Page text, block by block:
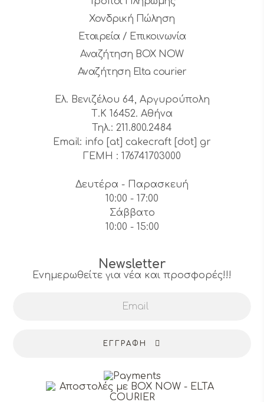
Χονδρική Πώληση
Εταιρεία / Επικοινωνία
Αναζήτηση BOX NOW
Αναζήτηση Elta courier
Ελ. Βενιζέλου 64, Αργυρούπολη
Τ.Κ 16452. Αθήνα
Τηλ.: 211.800.2484
Email: info [at] cakecraft [dot] gr
ΓΕΜΗ : 176741703000
Δευτέρα - Παρασκευή
10:00 - 17:00
Σάββατο
10:00 - 15:00
Newsletter
Ενημερωθείτε για νέα και προσφορές!!!
ΕΓΓΡΑΦΉ